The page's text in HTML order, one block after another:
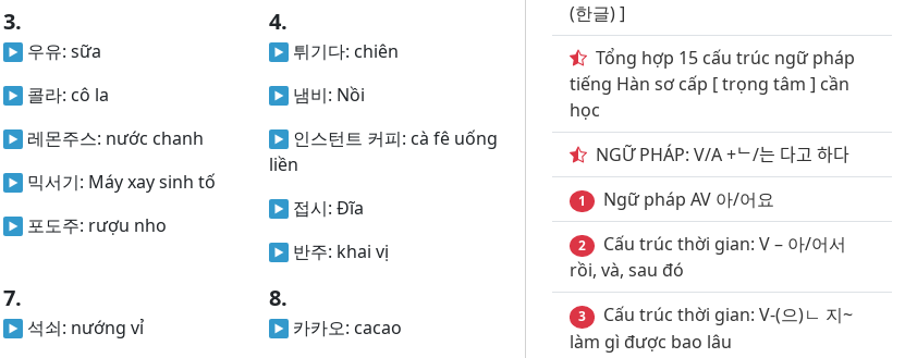
3.
우유: sữa
콜라: cô la
레몬주스: nước chanh
믹서기: Máy xay sinh tố
포도주: rượu nho
4.
튀기다: chiên
냄비: Nồi
인스턴트 커피: cà fê uống
liền
접시: Đĩa
반주: khai vị
7.
석쇠: nướng vỉ
8.
카카오: cacao
(한글) ]
Tổng hợp 15 cấu trúc ngữ pháp
tiếng Hàn sơ cấp [ trọng tâm ] cần
học
NGỮ PHÁP: V/A +ᄂ/는 다고 하다
1 Ngữ pháp AV 아/어요
2
Cấu trúc thời gian: V – 아/어서
rồi, và, sau đó
3
Cấu trúc thời gian: V-(으)ㄴ 지~
làm gì được bao lâu